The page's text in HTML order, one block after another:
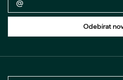
Zpět na formulář
Odebírat